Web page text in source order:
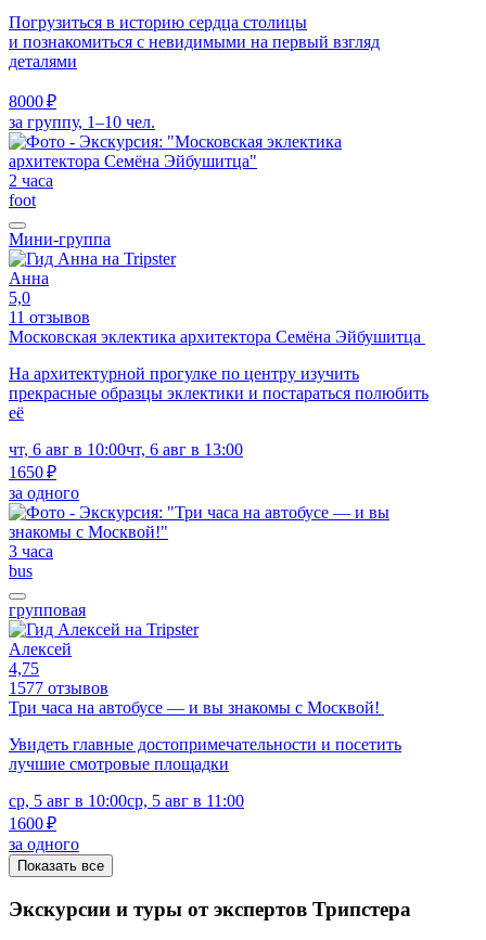
Погрузиться в историю сердца столицы
и познакомиться с невидимыми на первый взгляд
деталями
8000 ₽
за группу, 1–10 чел.
2 часа
foot
Мини-группа
Анна
5,0
11 отзывов
Московская эклектика архитектора Семёна Эйбушитца
На архитектурной прогулке по центру изучить
прекрасные образцы эклектики и постараться полюбить
её
чт, 6 авг в 10:00чт, 6 авг в 13:00
1650 ₽
за одного
3 часа
bus
групповая
Алексей
4,75
1577 отзывов
Три часа на автобусе — и вы знакомы с Москвой!
Увидеть главные достопримечательности и посетить
лучшие смотровые площадки
ср, 5 авг в 10:00ср, 5 авг в 11:00
1600 ₽
за одного
Показать все
Экскурсии и туры от экспертов Трипстера